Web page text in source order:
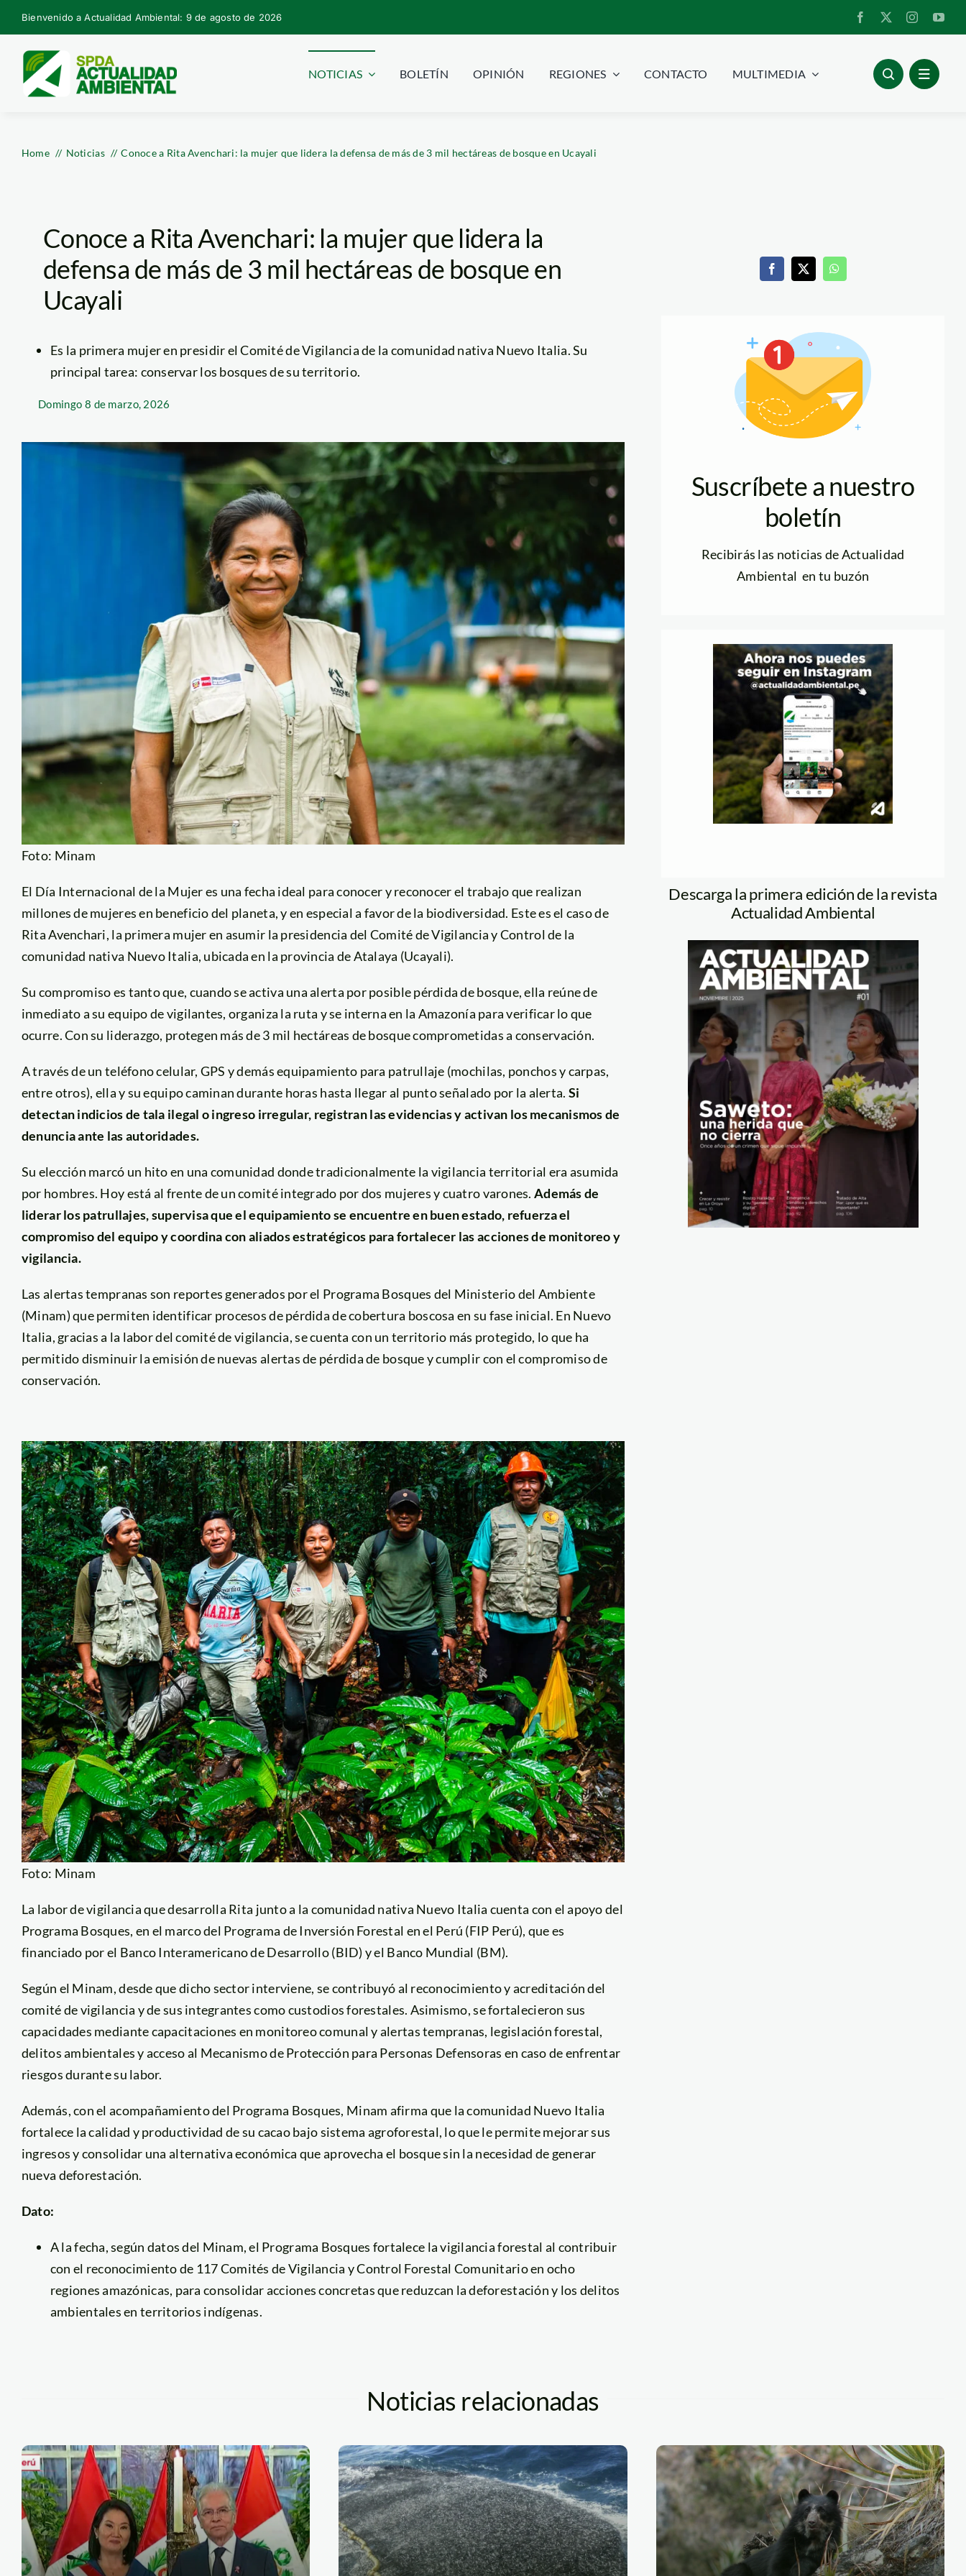
Skip
to
content
Bienvenido a Actualidad Ambiental: 9 de agosto de 2026
NOTICIAS BOLETÍN OPINIÓN REGIONES CONTACTO MULTIMEDIA
Home Noticias Conoce a Rita Avenchari: la mujer que lidera la defensa de más de 3 mil hectáreas de bosque en Ucayali
Conoce a Rita Avenchari: la mujer que lidera la
defensa de más de 3 mil hectáreas de bosque en
Ucayali
Es la primera mujer en presidir el Comité de Vigilancia de la comunidad nativa Nuevo Italia. Su
principal tarea: conservar los bosques de su territorio.
Domingo 8 de marzo, 2026
Foto: Minam
El Día Internacional de la Mujer es una fecha ideal para conocer y reconocer el trabajo que realizan
millones de mujeres en beneficio del planeta, y en especial a favor de la biodiversidad. Este es el caso de
Rita Avenchari, la primera mujer en asumir la presidencia del Comité de Vigilancia y Control de la
comunidad nativa Nuevo Italia, ubicada en la provincia de Atalaya (Ucayali).
Su compromiso es tanto que, cuando se activa una alerta por posible pérdida de bosque, ella reúne de
inmediato a su equipo de vigilantes, organiza la ruta y se interna en la Amazonía para verificar lo que
ocurre. Con su liderazgo, protegen más de 3 mil hectáreas de bosque comprometidas a conservación.
A través de un teléfono celular, GPS y demás equipamiento para patrullaje (mochilas, ponchos y carpas,
entre otros), ella y su equipo caminan durante horas hasta llegar al punto señalado por la alerta. Si
detectan indicios de tala ilegal o ingreso irregular, registran las evidencias y activan los mecanismos de
denuncia ante las autoridades.
Su elección marcó un hito en una comunidad donde tradicionalmente la vigilancia territorial era asumida
por hombres. Hoy está al frente de un comité integrado por dos mujeres y cuatro varones. Además de
liderar los patrullajes, supervisa que el equipamiento se encuentre en buen estado, refuerza el
compromiso del equipo y coordina con aliados estratégicos para fortalecer las acciones de monitoreo y
vigilancia.
Las alertas tempranas son reportes generados por el Programa Bosques del Ministerio del Ambiente
(Minam) que permiten identificar procesos de pérdida de cobertura boscosa en su fase inicial. En Nuevo
Italia, gracias a la labor del comité de vigilancia, se cuenta con un territorio más protegido, lo que ha
permitido disminuir la emisión de nuevas alertas de pérdida de bosque y cumplir con el compromiso de
conservación.
Foto: Minam
La labor de vigilancia que desarrolla Rita junto a la comunidad nativa Nuevo Italia cuenta con el apoyo del
Programa Bosques, en el marco del Programa de Inversión Forestal en el Perú (FIP Perú), que es
financiado por el Banco Interamericano de Desarrollo (BID) y el Banco Mundial (BM).
Según el Minam, desde que dicho sector interviene, se contribuyó al reconocimiento y acreditación del
comité de vigilancia y de sus integrantes como custodios forestales. Asimismo, se fortalecieron sus
capacidades mediante capacitaciones en monitoreo comunal y alertas tempranas, legislación forestal,
delitos ambientales y acceso al Mecanismo de Protección para Personas Defensoras en caso de enfrentar
riesgos durante su labor.
Además, con el acompañamiento del Programa Bosques, Minam afirma que la comunidad Nuevo Italia
fortalece la calidad y productividad de su cacao bajo sistema agroforestal, lo que le permite mejorar sus
ingresos y consolidar una alternativa económica que aprovecha el bosque sin la necesidad de generar
nueva deforestación.
Dato:
A la fecha, según datos del Minam, el Programa Bosques fortalece la vigilancia forestal al contribuir
con el reconocimiento de 117 Comités de Vigilancia y Control Forestal Comunitario en ocho
regiones amazónicas, para consolidar acciones concretas que reduzcan la deforestación y los delitos
ambientales en territorios indígenas.
Suscríbete a nuestro
boletín
Recibirás las noticias de Actualidad
Ambiental en tu buzón
Descarga la primera edición de la revista
Actualidad Ambiental
Noticias relacionadas